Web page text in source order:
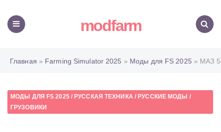
modfarm
Главная » Farming Simulator 2025 » Моды для FS 2025 » МАЗ
МОДЫ ДЛЯ FS 2025/ РУССКАЯ ТЕХНИКА/ РУССКИЕ МОДЫ /
ГРУЗОВИКИ